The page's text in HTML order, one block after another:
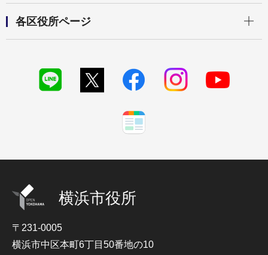
各区役所ページ
横浜市役所
〒231-0005
横浜市中区本町6丁目50番地の10